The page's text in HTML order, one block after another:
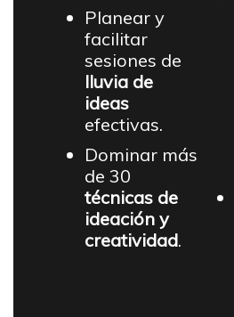
Planear y
facilitar
sesiones de
lluvia de
ideas
efectivas.
Dominar más
de 30
técnicas de
ideación y
creatividad.